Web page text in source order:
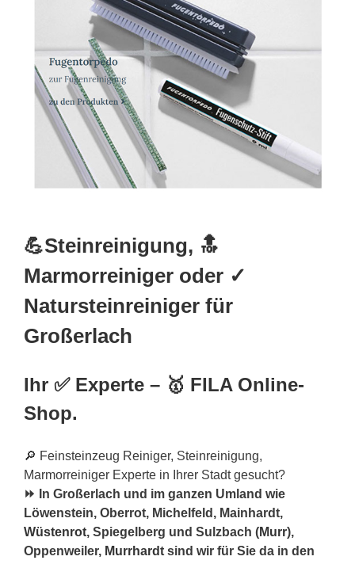
💪Steinreinigung, 🔝
Marmorreiniger oder ✓
Natursteinreiniger für
Großerlach
Ihr ✅ Experte – 🥇 FILA Online-
Shop.
🔎 Feinsteinzeug Reiniger, Steinreinigung,
Marmorreiniger Experte in Ihrer Stadt gesucht?
⏩ In Großerlach und im ganzen Umland wie
Löwenstein, Oberrot, Michelfeld, Mainhardt,
Wüstenrot, Spiegelberg und Sulzbach (Murr),
Oppenweiler, Murrhardt sind wir für Sie da in den